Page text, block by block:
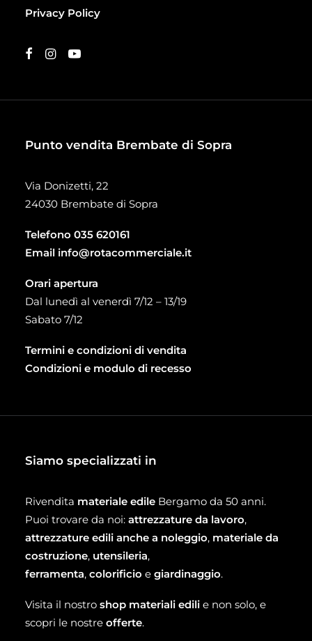
Privacy Policy
Punto vendita Brembate di Sopra
Via Donizetti, 22
24030 Brembate di Sopra
Telefono 035 620161
Email info@rotacommerciale.it
Orari apertura
Dal lunedì al venerdì 7/12 – 13/19
Sabato 7/12
Termini e condizioni di vendita
Condizioni e modulo di recesso
Siamo specializzati in
Rivendita materiale edile Bergamo da 50 anni.
Puoi trovare da noi: attrezzature da lavoro,
attrezzature edili anche a noleggio, materiale da
costruzione, utensileria,
ferramenta, colorificio e giardinaggio.
Visita il nostro shop materiali edili e non solo, e
scopri le nostre offerte.